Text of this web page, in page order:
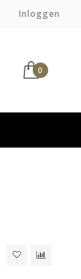
Inloggen
0